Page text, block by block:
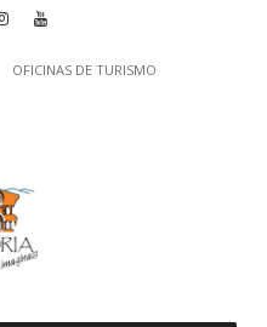
OFICINAS DE TURISMO